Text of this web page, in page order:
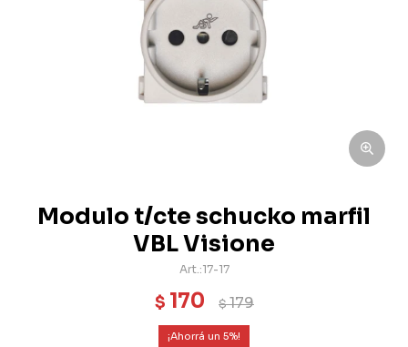
Modulo t/cte schucko marfil
VBL Visione
17-17
$ 170 $179
5